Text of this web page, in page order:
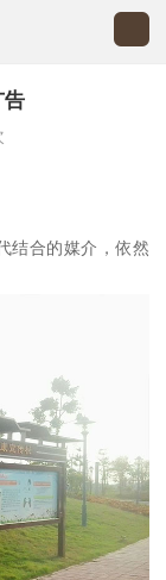
告
结合的媒介，依然